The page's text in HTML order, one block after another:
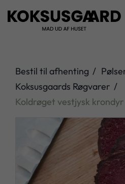
Bestil til afhenting
Koksusgaards Røgvarer
Koldrøget vestjysk